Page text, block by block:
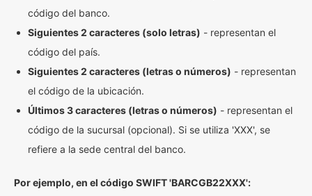
código del banco.
Siguientes 2 caracteres (solo letras) - representan el
código del país.
Siguientes 2 caracteres (letras o números) - representan
el código de la ubicación.
Últimos 3 caracteres (letras o números) - representan el
código de la sucursal (opcional). Si se utiliza 'XXX', se
refiere a la sede central del banco.
Por ejemplo, en el código SWIFT 'BARCGB22XXX':